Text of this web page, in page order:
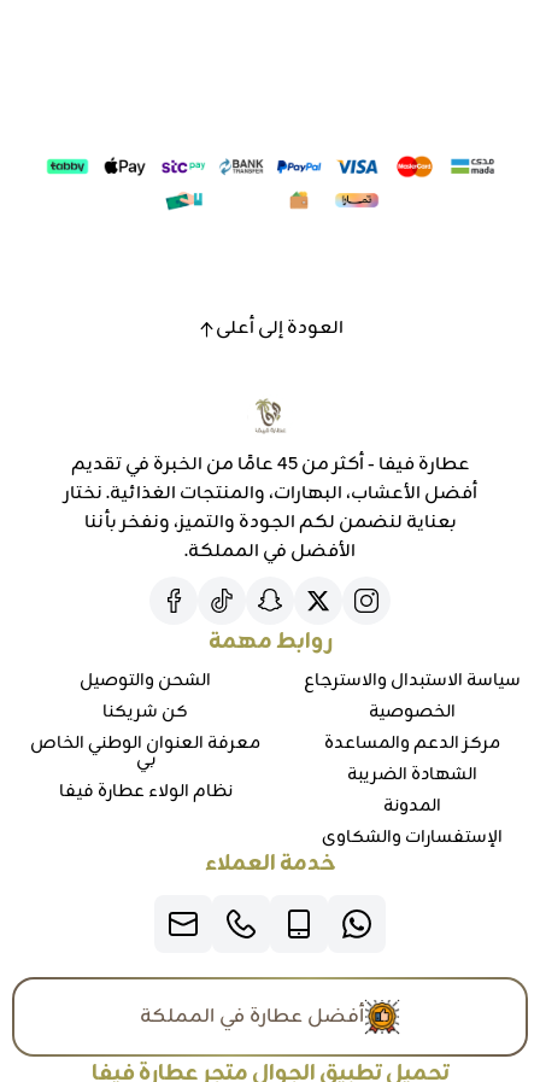
العودة إلى أعلى
عطارة فيفا - أكثر من 45 عامًا من الخبرة في تقديم
أفضل الأعشاب، البهارات، والمنتجات الغذائية. نختار
بعناية لنضمن لكم الجودة والتميز، ونفخر بأننا
الأفضل في المملكة.
روابط مهمة
سياسة الاستبدال والاسترجاع
الخصوصية
مركز الدعم والمساعدة
الشهادة الضريبة
المدونة
الإستفسارات والشكاوي
الشحن والتوصيل
كن شريكنا
معرفة العنوان الوطني الخاص
بي
نظام الولاء عطارة فيفا
خدمة العملاء
أفضل عطارة في المملكة
تحميل تطبيق الجوال متجر عطارة فيفا